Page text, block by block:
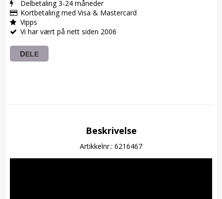
Delbetaling 3-24 måneder
Kortbetaling med Visa & Mastercard
Vipps
Vi har vært på nett siden 2006
DELE
Beskrivelse
Artikkelnr.: 6216467